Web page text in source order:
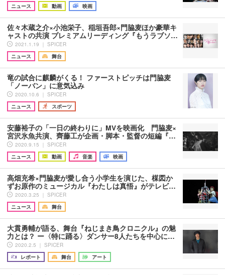
ニュース
動画 映画
佐々木蔵之介×小池栄子、稲垣吾郎×門脇麦ほか豪華キ
ャストの共演 プレミアムリーディング『もうラブソ…
2021.1.19 ｜ SPICER
ニュース
舞台
竜の試合に麒麟がくる！ ファーストピッチは門脇麦
「ノーバン」に意気込み
2020.10.6 ｜ SPICER
ニュース
スポーツ
安藤裕子の「一日の終わりに」MVを映画化 門脇麦×
宮沢氷魚共演、齊藤工が企画・脚本・監督の短編『…
2020.9.15 ｜ SPICER
ニュース
動画 音楽 映画
高畑充希×門脇麦が愛し合う小学生を演じた、楳図か
ずお原作のミュージカル『わたしは真悟』がテレビ…
2020.3.25 ｜ SPICER
ニュース
舞台
大貫勇輔が語る、舞台『ねじまき鳥クロニクル』の魅
力とは？ ー〈特に踊る〉ダンサー8人たちを中心に…
2020.2.5 ｜ SPICER
レポート
舞台 アート